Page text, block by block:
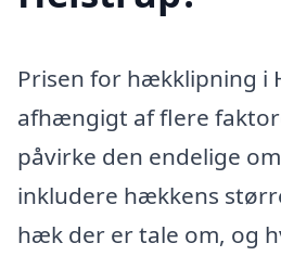
Prisen for hækklipning i
afhængigt af flere
påvirke den endelige
inkludere hækkens
hæk der er tale om, og